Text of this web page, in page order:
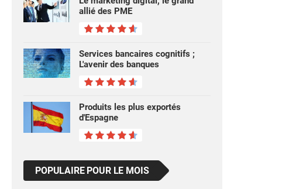
allié des PME
Services bancaires cognitifs ;
L'avenir des banques
Produits les plus exportés
d'Espagne
POPULAIRE POUR LE MOIS